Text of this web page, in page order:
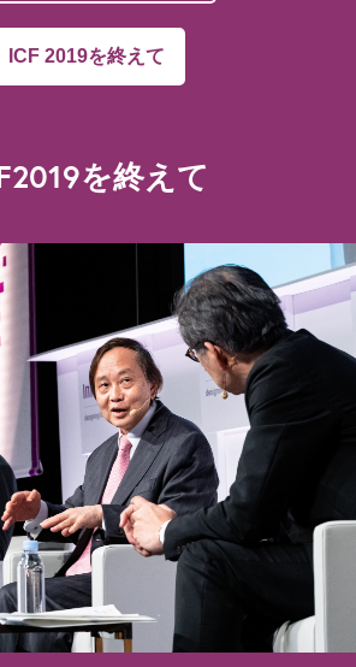
ICF 2019を終えて
を終えて